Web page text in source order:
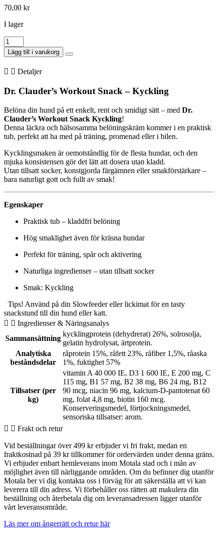
70,00 kr
I lager
Dc
Workout
Dog
Snack
Chicken
Tube
Lägg till i varukorg
Detaljer
Dr. Clauder’s Workout Snack – Kyckling
Belöna din hund på ett enkelt, rent och smidigt sätt – med Dr.
Clauder’s Workout Snack Kyckling!
Denna läckra och hälsosamma belöningskräm kommer i en praktisk
tub, perfekt att ha med på träning, promenad eller i bilen.
Kycklingsmaken är oemotståndlig för de flesta hundar, och den
mjuka konsistensen gör det lätt att dosera utan kladd.
Utan tillsatt socker, konstgjorda färgämnen eller smakförstärkare –
bara naturligt gott och fullt av smak!
Egenskaper
Praktisk tub – kladdfri belöning
Hög smaklighet även för kräsna hundar
Perfekt för träning, spår och aktivering
Naturliga ingredienser – utan tillsatt socker
Smak: Kyckling
Tips! Använd på din Slowfeeder eller lickimat för en tasty
snackstund till din hund eller katt.
Ingredienser & Näringsanalys
Sammansättning
kycklingprotein (dehydrerat) 26%, solrosolja,
gelatin hydrolysat, ärtprotein.
Analytiska
beståndsdelar
råprotein 15%, råfett 23%, råfiber 1,5%, råaska
1%, fuktighet 57%
Tillsatser (per
kg)
vitamin A 40 000 IE, D3 1 600 IE, E 200 mg, C
115 mg, B1 57 mg, B2 38 mg, B6 24 mg, B12
90 mcg, niacin 96 mg, kalcium-D-pantotenat 60
mg, folat 4,8 mg, biotin 160 mcg.
Konserveringsmedel, förtjockningsmedel,
sensoriska tillsatser: arom.
Frakt och retur
Vid beställningar över 499 kr erbjuder vi fri frakt, medan en
fraktkostnad på 39 kr tillkommer för ordervärden under denna gräns.
Vi erbjuder enbart hemleverans inom Motala stad och i mån av
möjlighet även till närliggande områden. Om du befinner dig utanför
Motala ber vi dig kontakta oss i förväg för att säkerställa att vi kan
leverera till din adress. Vi förbehåller oss rätten att makulera din
beställning och återbetala dig om leveransadressen ligger utanför
vårt leveransområde.
Läs mer om ångerrätt och retur här